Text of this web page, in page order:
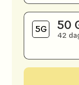
50
42